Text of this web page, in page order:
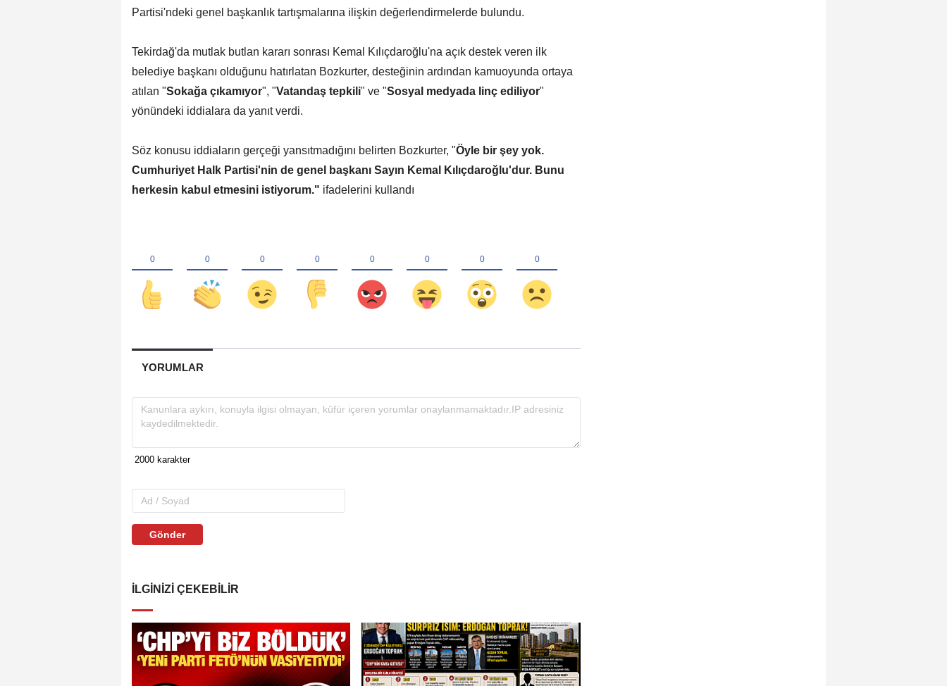
Partisi'ndeki genel başkanlık tartışmalarına ilişkin değerlendirmelerde bulundu.
Tekirdağ'da mutlak butlan kararı sonrası Kemal Kılıçdaroğlu'na açık destek veren ilk
belediye başkanı olduğunu hatırlatan Bozkurter, desteğinin ardından kamuoyunda ortaya
atılan "Sokağa çıkamıyor", "Vatandaş tepkili" ve "Sosyal medyada linç ediliyor"
yönündeki iddialara da yanıt verdi.
Söz konusu iddiaların gerçeği yansıtmadığını belirten Bozkurter, "Öyle bir şey yok.
Cumhuriyet Halk Partisi'nin de genel başkanı Sayın Kemal Kılıçdaroğlu'dur. Bunu
herkesin kabul etmesini istiyorum." ifadelerini kullandı
YORUMLAR
Gönder
İLGINIZI ÇEKEBILIR